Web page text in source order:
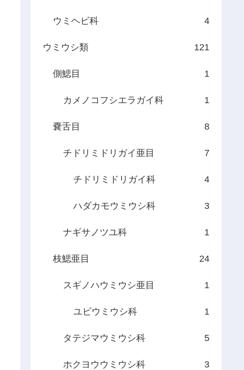
ウミヘビ科 4
ウミウシ類 121
側鰓目 1
カメノコフシエラガイ科 1
嚢舌目 8
チドリミドリガイ亜目 7
チドリミドリガイ科 4
ハダカモウミウシ科 3
ナギサノツユ科 1
枝鰓亜目 24
スギノハウミウシ亜目 1
ユビウミウシ科 1
タテジマウミウシ科 5
ホクヨウウミウシ科 3